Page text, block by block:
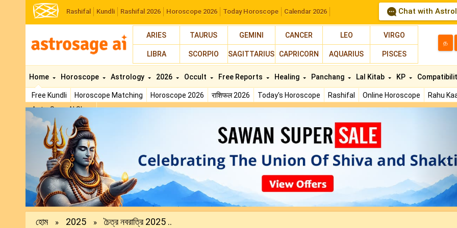
Rashifal Kundli Rashifal 2026 Horoscope 2026 Today Horoscope Calendar 2026 Chat with
ARIES TAURUS GEMINI CANCER LEO VIRGO
LIBRA SCORPIO SAGITTARIUS CAPRICORN AQUARIUS PISCES
த
Home
Free Kundli Horoscope Matching Horoscope 2026 राशिफल 2026 Today's Horoscope Rashifal Online Horoscope Rahu
AstroSage AI Shop
Horoscope Astrology 2026 Occult Free Reports Healing Panchang Lal Kitab KP
Previous
হোম » 2025 » চৈত্র নবরাত্রি 2025 ..